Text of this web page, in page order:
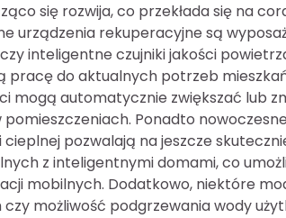
się rozwija, co przekłada się na
urządzenia rekuperacyjne są
inteligentne czujniki jakości
pracę do aktualnych potrzeb
mogą automatycznie zwiększać lub
Ponadto
pozwalają na jeszcze
z inteligentnymi domami, co
mobilnych. Dodatkowo, niektóre
możliwość podgrzewania wody